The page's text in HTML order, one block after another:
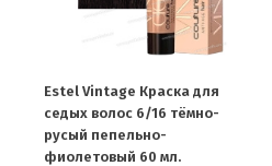
Estel Vintage Краска для
седых волос 6/16 тёмно-
русый пепельно-
фиолетовый 60 мл.